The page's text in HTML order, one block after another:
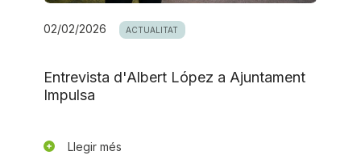
02/02/2026 ACTUALITAT
Entrevista d'Albert López a Ajuntament
Impulsa
Llegir més